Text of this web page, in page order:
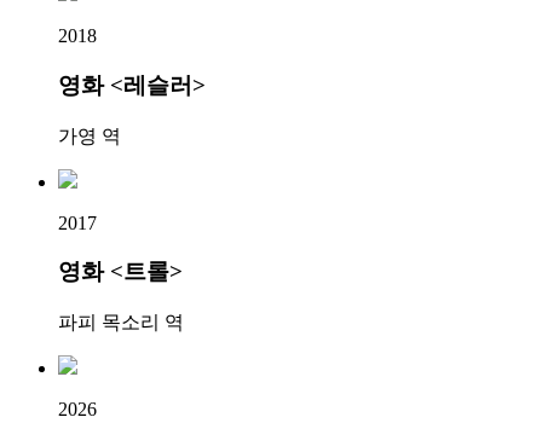
2018
영화 <레슬러>
가영 역
2017
영화 <트롤>
파피 목소리 역
2026